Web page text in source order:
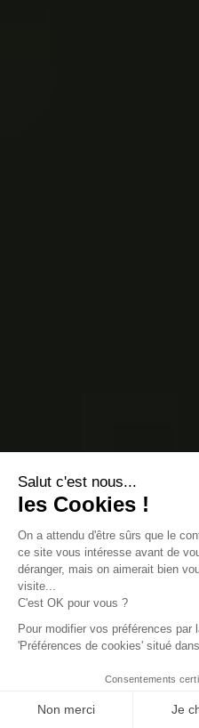
Salut c'est nous...
les Cookies !
On a attendu d'être sûrs que le
ce site vous intéresse avant de
déranger, mais on aimerait bien
visite...
C'est OK pour vous ?
Pour modifier vos préférences
'Préférences de cookies' situé
Consentements
Non merci Je